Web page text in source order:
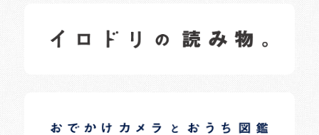
日常の様子など随時更新中です。
日常の様子など随時更新中です。